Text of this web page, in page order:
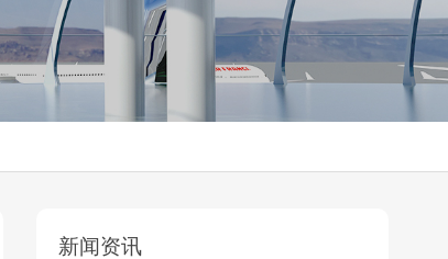
新闻资讯